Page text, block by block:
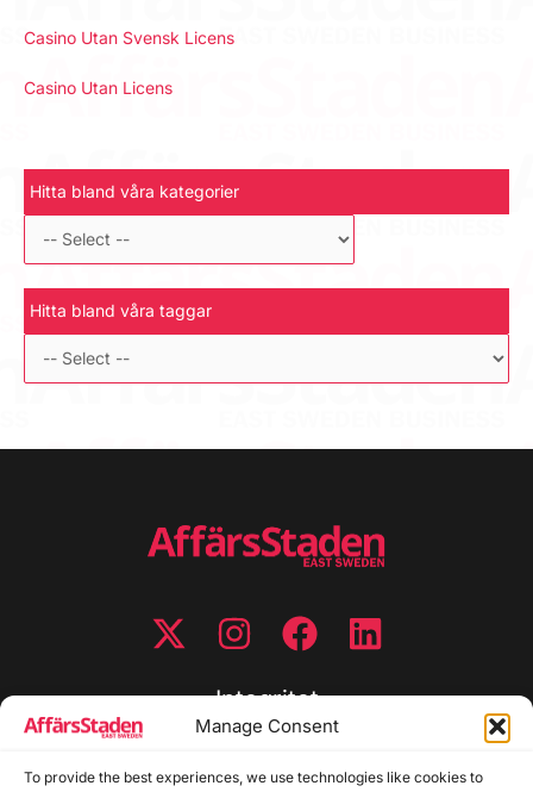
Manage Consent
To provide the best experiences, we use technologies like cookies to
Casino Utan Svensk Licens
Casino Utan Licens
Hitta bland våra kategorier
Hitta bland våra taggar
Integritet
Cookiepolicy